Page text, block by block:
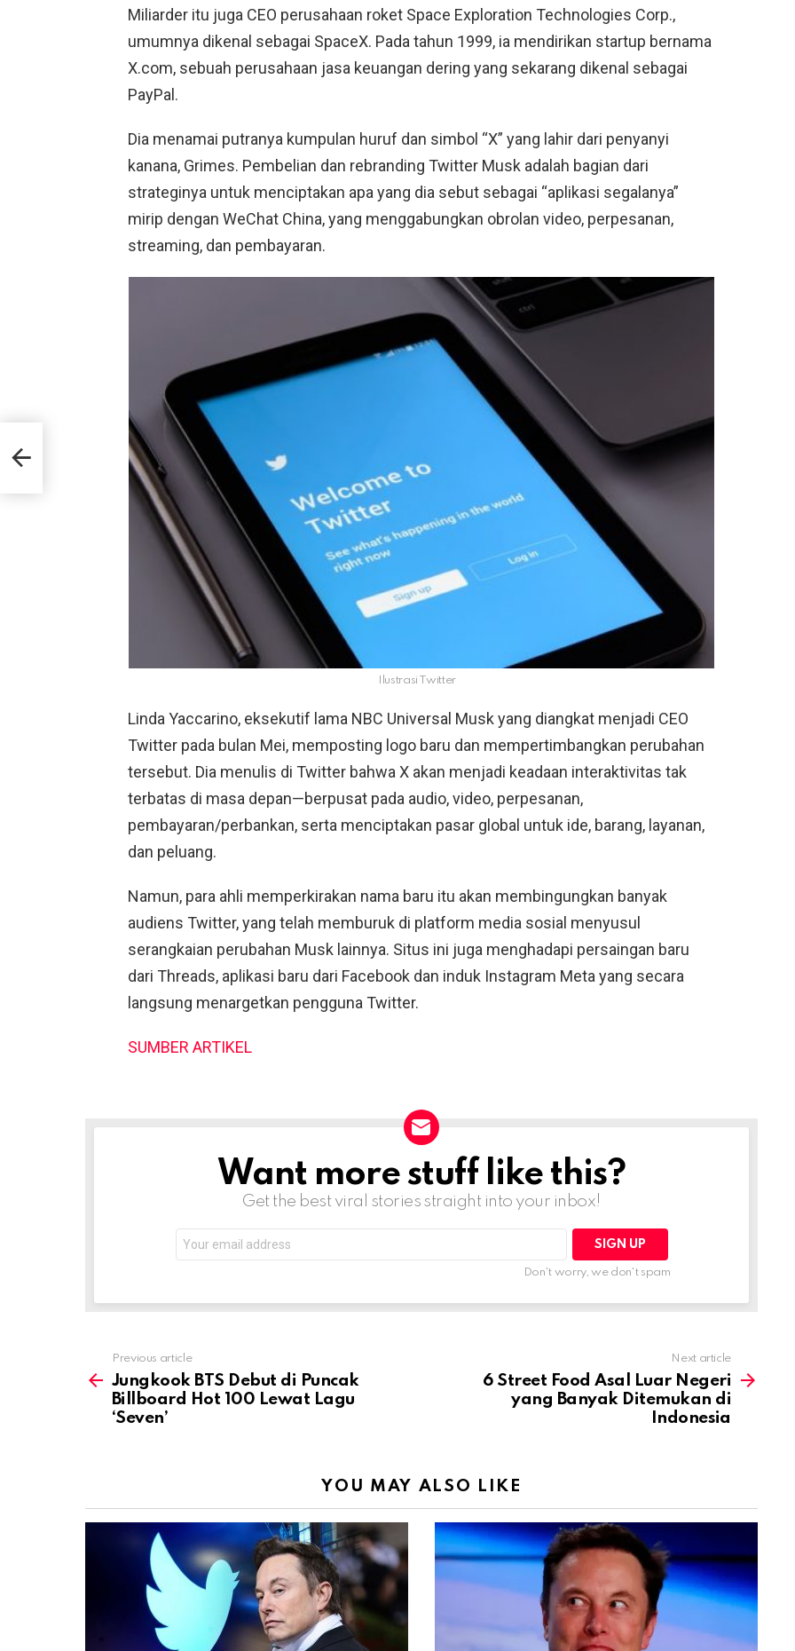
Miliarder itu juga CEO perusahaan roket Space Exploration Technologies Corp.,
umumnya dikenal sebagai SpaceX. Pada tahun 1999, ia mendirikan startup bernama
X.com, sebuah perusahaan jasa keuangan dering yang sekarang dikenal sebagai
PayPal.
Dia menamai putranya kumpulan huruf dan simbol “X” yang lahir dari penyanyi
kanana, Grimes. Pembelian dan rebranding Twitter Musk adalah bagian dari
strateginya untuk menciptakan apa yang dia sebut sebagai “aplikasi segalanya”
mirip dengan WeChat China, yang menggabungkan obrolan video, perpesanan,
streaming, dan pembayaran.
Ilustrasi Twitter
Linda Yaccarino, eksekutif lama NBC Universal Musk yang diangkat menjadi CEO
Twitter pada bulan Mei, memposting logo baru dan mempertimbangkan perubahan
tersebut. Dia menulis di Twitter bahwa X akan menjadi keadaan interaktivitas tak
terbatas di masa depan—berpusat pada audio, video, perpesanan,
pembayaran/perbankan, serta menciptakan pasar global untuk ide, barang, layanan,
dan peluang.
Namun, para ahli memperkirakan nama baru itu akan membingungkan banyak
audiens Twitter, yang telah memburuk di platform media sosial menyusul
serangkaian perubahan Musk lainnya. Situs ini juga menghadapi persaingan baru
dari Threads, aplikasi baru dari Facebook dan induk Instagram Meta yang secara
langsung menargetkan pengguna Twitter.
SUMBER ARTIKEL
NEWSLETTERWant more stuff like this?
Get the best viral stories straight into your inbox!
address:
Don't worry, we don't spam
more
Previous article
Jungkook BTS Debut di Puncak
Billboard Hot 100 Lewat Lagu
‘Seven’
Next article
6 Street Food Asal Luar Negeri
yang Banyak Ditemukan di
Indonesia
YOU MAY ALSO LIKE